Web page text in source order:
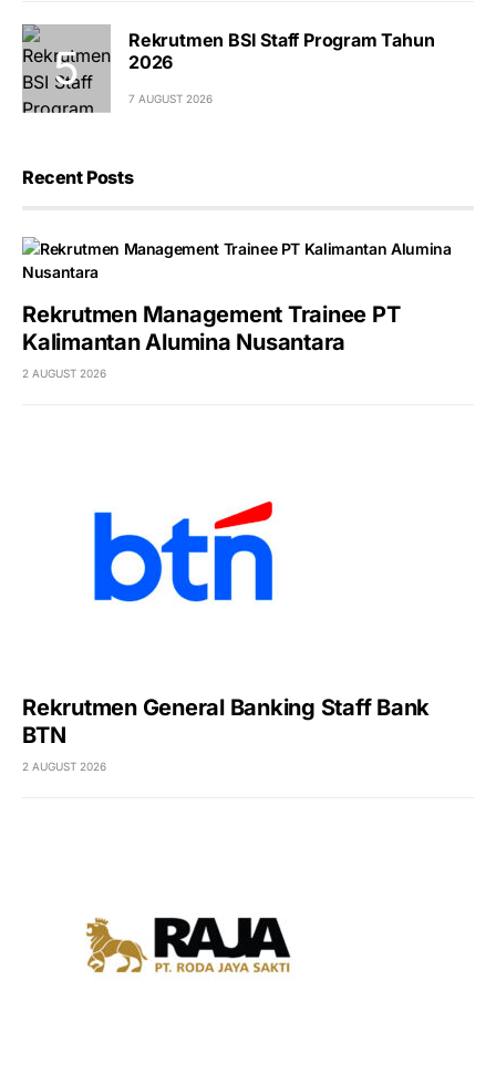
Rekrutmen BSI Staff Program Tahun
2026
7 AUGUST 2026
Recent Posts
Rekrutmen Management Trainee PT
Kalimantan Alumina Nusantara
2 AUGUST 2026
Rekrutmen General Banking Staff Bank
BTN
2 AUGUST 2026